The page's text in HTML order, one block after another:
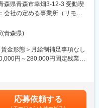
境
理部門にありがちな長時間労
立を重視したい方に最適で
ド上場の医理化学専門商社で
会インフラを支える存在とし
型IoT製品や薬剤システムの運
職となっております。未経験
ーカー直雇用という貴重な
ャリアチェンジされたい方歓
、お客様先での業務が4割ほ
ダーとの打ち合わせ等もある
森県青森市幸畑3-12-3 受動喫
会社の定める事業所（リモー
(青森県)
金形態＞月給制補足事項なし
円～280,000円固定残業手
し決定します。■昇給：年1
安の金額であり、選考を通じ
応募依頼する